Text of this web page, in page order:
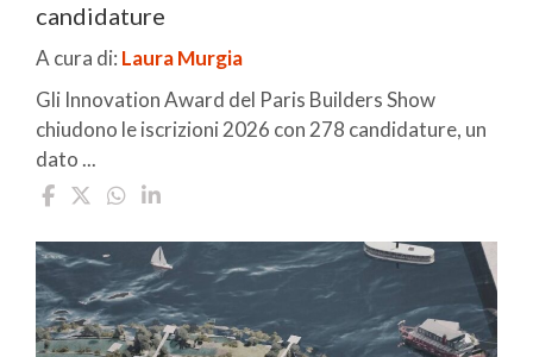
candidature
A cura di: Laura Murgia
Gli Innovation Award del Paris Builders Show
chiudono le iscrizioni 2026 con 278 candidature, un
dato ...